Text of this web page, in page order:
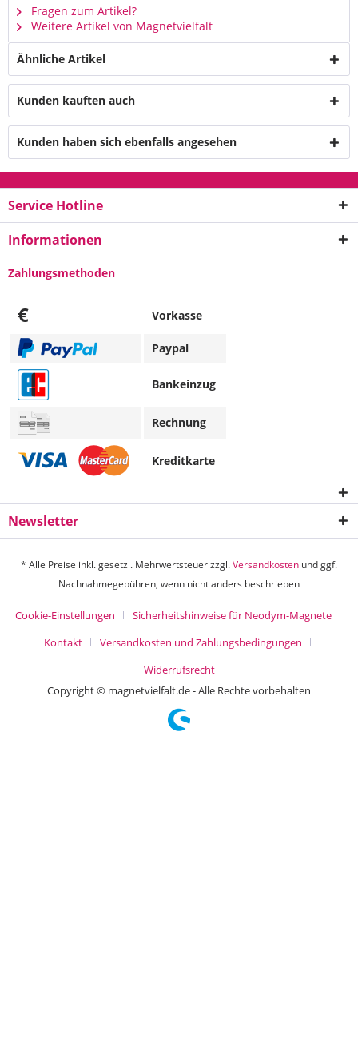
Fragen zum Artikel?
Weitere Artikel von Magnetvielfalt
Ähnliche Artikel
Kunden kauften auch
Kunden haben sich ebenfalls angesehen
Service Hotline
Informationen
Zahlungsmethoden
€ Vorkasse
Paypal
Bankeinzug
Rechnung
Kreditkarte
Newsletter
* Alle Preise inkl. gesetzl. Mehrwertsteuer zzgl.Versandkosten und ggf.
Nachnahmegebühren, wenn nicht anders beschrieben
Cookie-Einstellungen
Sicherheitshinweise für Neodym-Magnete
Kontakt
Versandkosten und Zahlungsbedingungen
Widerrufsrecht
Copyright © magnetvielfalt.de - Alle Rechte vorbehalten